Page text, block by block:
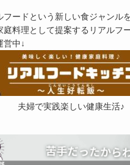
フードという新しい食ジャンルを
庭料理として提案するリアルフ
営中↓
夫婦で実践楽しい健康生活♪